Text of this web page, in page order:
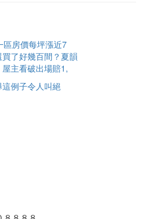
區房價每坪漲近7
了好幾百間？夏韻
主看破出場賠1,
例子令人叫絕